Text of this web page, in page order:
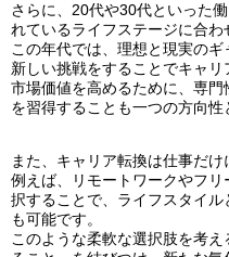
さらに、20代や30代といった
れているライフステージに合わ
この年代では、理想と現実のギ
新しい挑戦をすることでキャリ
市場価値を高めるために、専
を習得することも一つの方向性
また、キャリア転換は仕事だけ
例えば、リモートワークやフ
択することで、ライフスタイ
も可能です。
このような柔軟な選択肢を考